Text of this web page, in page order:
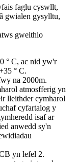
faglu cyswllt,
gwialen gysylltu,
gweithio
° C, ac nid yw'r
° C.
na 2000m.
atmosfferig yn
lleithder cymharol
cyfartalog y
isaf ar
anwedd sy'n
yn lefel 2.